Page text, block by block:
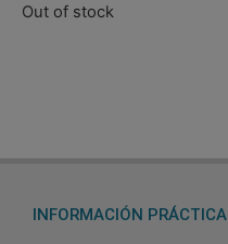
Out of stock
INFORMACIÓN PRÁCTICA